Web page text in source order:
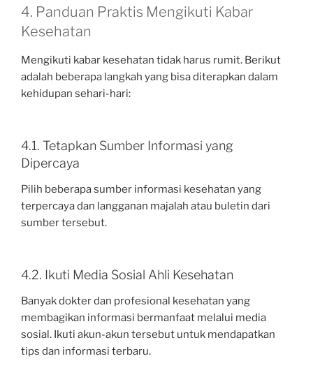
4. Panduan Praktis Mengikuti Kabar
Kesehatan
Mengikuti kabar kesehatan tidak harus rumit. Berikut
adalah beberapa langkah yang bisa diterapkan dalam
kehidupan sehari-hari:
4.1. Tetapkan Sumber Informasi yang
Dipercaya
Pilih beberapa sumber informasi kesehatan yang
terpercaya dan langganan majalah atau buletin dari
sumber tersebut.
4.2. Ikuti Media Sosial Ahli Kesehatan
Banyak dokter dan profesional kesehatan yang
membagikan informasi bermanfaat melalui media
sosial. Ikuti akun-akun tersebut untuk mendapatkan
tips dan informasi terbaru.